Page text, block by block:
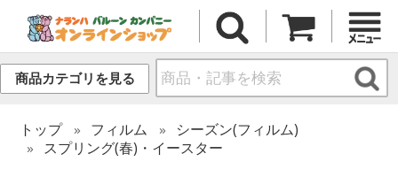
商品カテゴリを見る
トップ フィルム
シーズン(フィルム)
スプリング(春)・イースター